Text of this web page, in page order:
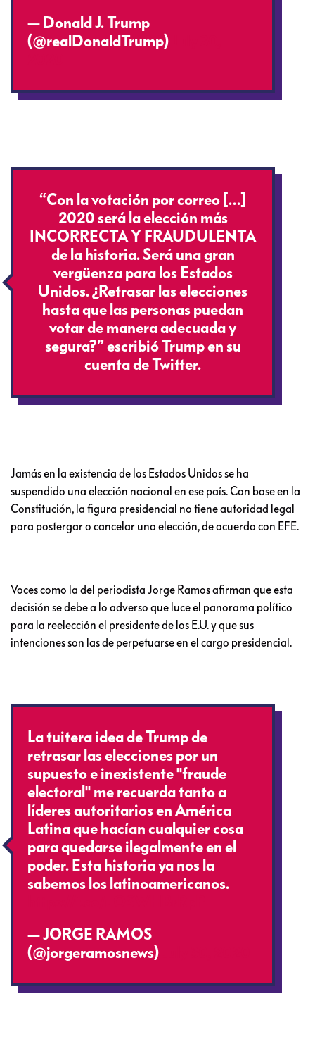
— Donald J. Trump
(@realDonaldTrump)
“Con la votación por correo […]
2020 será la elección más
INCORRECTA Y FRAUDULENTA
de la historia. Será una gran
vergüenza para los Estados
Unidos. ¿Retrasar las elecciones
hasta que las personas puedan
votar de manera adecuada y
segura?” escribió Trump en su
cuenta de Twitter.
Jamás en la existencia de los Estados Unidos se ha
suspendido una elección nacional en ese país. Con base en la
Constitución, la figura presidencial no tiene autoridad legal
para postergar o cancelar una elección, de acuerdo con EFE.
Voces como la del periodista Jorge Ramos afirman que esta
decisión se debe a lo adverso que luce el panorama político
para la reelección el presidente de los E.U. y que sus
intenciones son las de perpetuarse en el cargo presidencial.
La tuitera idea de Trump de
retrasar las elecciones por un
supuesto e inexistente "fraude
electoral" me recuerda tanto a
líderes autoritarios en América
Latina que hacían cualquier cosa
para quedarse ilegalmente en el
poder. Esta historia ya nos la
sabemos los latinoamericanos.
— JORGE RAMOS
(@jorgeramosnews)